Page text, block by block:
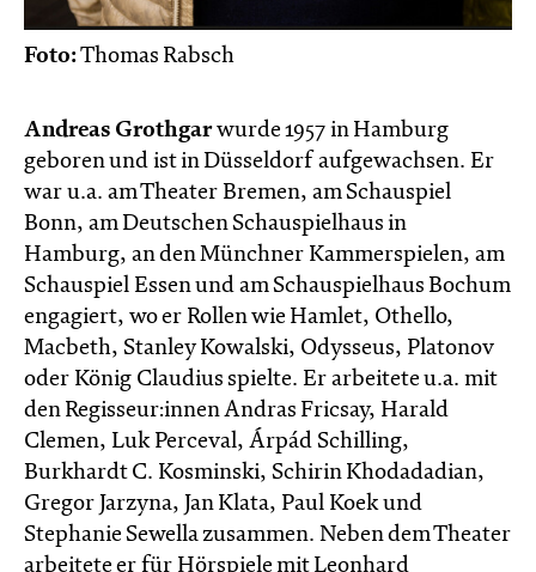
Foto:Thomas Rabsch
Andreas Grothgarwurde 1957 in Hamburg
geboren und ist in Düsseldorf aufgewachsen. Er
war u.a. am Theater Bremen, am Schauspiel
Bonn, am Deutschen Schauspielhaus in
Hamburg, an den Münchner Kammerspielen, am
Schauspiel Essen und am Schauspielhaus Bochum
engagiert, wo er Rollen wie Hamlet, Othello,
Macbeth, Stanley Kowalski, Odysseus, Platonov
oder König Claudius spielte. Er arbeitete u.a. mit
den Regisseur:innen Andras Fricsay, Harald
Clemen, Luk Perceval, Árpád Schilling,
Burkhardt C. Kosminski, Schirin Khodadadian,
Gregor Jarzyna, Jan Klata, Paul Koek und
Stephanie Sewella zusammen. Neben dem Theater
arbeitete er für Hörspiele mit Leonhard